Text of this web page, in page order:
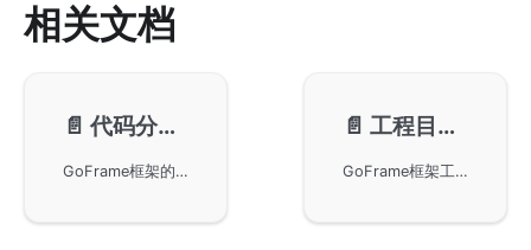
相关文档
📄️ 代码分层设计
GoFrame框架的代码分层设计，包括MVC设计模式和三层架构设计。MVC设计模式适合需要服务端渲染页面的业务场景，而三层架构设计强调高内聚低耦合的思想，通过将业务逻辑层与数据访问层进行分离，提高项目的维护性和灵活性。
📄️ 工程目录设计🔥
GoFrame框架工程目录设计，基于三层架构模型并结合现代工程实践进行改进，为复杂业务项目提供通用且灵活的目录结构设计。目录组件包含api、internal、dao和service等模块，支持多种业务场景，同时鼓励开发者灵活增减目录，用于业务实现中各类具体应用。